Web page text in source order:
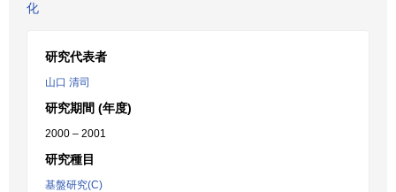
化
研究代表者
山口 清司
研究期間 (年度)
2000 – 2001
研究種目
基盤研究(C)